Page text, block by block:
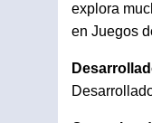
explora
en Juegos